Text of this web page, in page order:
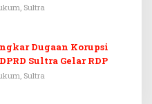
Sultra
Dugaan Korupsi
Sultra Gelar RDP
Sultra